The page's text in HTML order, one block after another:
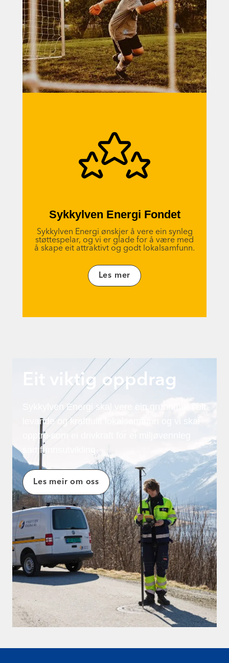
Sykkylven Energi Fondet
Sykkylven Energi ønskjer å vere ein synleg
støttespelar, og vi er glade for å være med
å skape eit attraktivt og godt lokalsamfunn.
Les mer
Eit viktig oppdrag
Sykkylven Energi skal vere ein grunnmur i eit
levande og kraftfullt lokalsamfunn og vi skal
opptre som ei drivkraft for ei miljøvennleg
samfunnsutvikling.
Les meir om oss